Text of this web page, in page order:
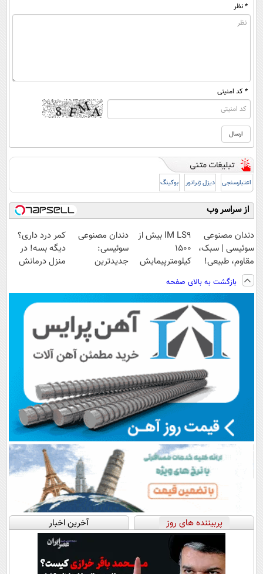
* نظر
* کد امنیتی
اعتبارسنجی دیزل ژنراتور بوکینگ
از سراسر وب
دندان مصنوعی
سوئیسی | سبک،
مقاوم، طبیعی!
ویزیت
رایگان+پرداخت
اقساطی😍
IM LS9 بیش از
1500
کیلومترپیمایش
دندان مصنوعی
سوئیسی:
جدیدترین
پرداخت قسطی
کمر درد داری؟
دیگه بسه! در
منزل درمانش
بازگشت به بالای صفحه
پربیننده های روز آخرین اخبار